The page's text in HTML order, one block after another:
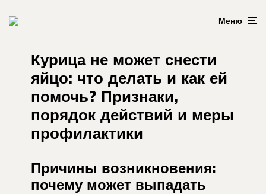
Меню
Курица не может снести
яйцо: что делать и как ей
помочь? Признаки,
порядок действий и меры
профилактики
Причины возникновения:
почему может выпадать